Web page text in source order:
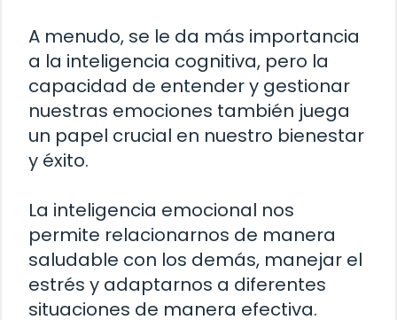
A menudo, se le da más importancia
a la inteligencia cognitiva, pero la
capacidad de entender y gestionar
nuestras emociones también juega
un papel crucial en nuestro bienestar
y éxito.
La inteligencia emocional nos
permite relacionarnos de manera
saludable con los demás, manejar el
estrés y adaptarnos a diferentes
situaciones de manera efectiva.